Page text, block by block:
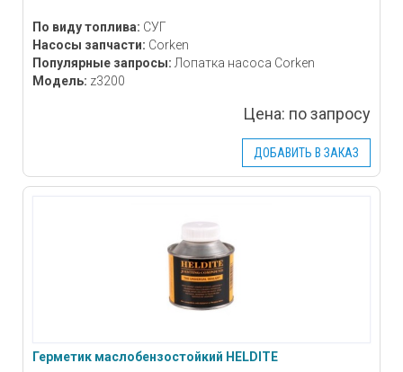
По виду топлива: СУГ
Насосы запчасти: Corken
Популярные запросы:Лопатка насоса Corken
Модель: z3200
Цена: по запросу
ДОБАВИТЬ В ЗАКАЗ
Герметик маслобензостойкий HELDITE